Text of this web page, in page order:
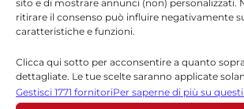
sito e di mostrare annunci (non) personalizzati.
ritirare il consenso può influire negativamente
caratteristiche e funzioni.
Clicca qui sotto per acconsentire a quanto
dettagliate. Le tue scelte saranno applicate
sito. È possibile modificare le impostazioni in
compreso il ritiro del consenso, utilizzando i
Gestisci 1771 fornitoriPer saperne di più su
benessere